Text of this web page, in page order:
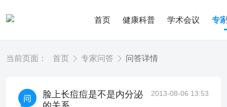
首页 健康科普 学术会议 专
当前页面： 首页 专家问答 问答详情
脸上长痘痘是不是内分泌
2013-08-06 13:53